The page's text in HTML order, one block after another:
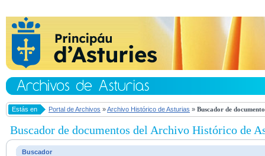
Estás en Portal de Archivos »Archivo Histórico de Asturias » Buscador de
Buscador de documentos del Archivo Histórico de
Buscador